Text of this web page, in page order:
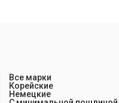
Все марки
Корейские
Немецкие